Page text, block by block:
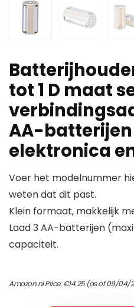
tot 1 D maat
AA-
elektronica
Voer het modelnummer
weten dat dit past.
Klein formaat, makkelijk
Laad 3 AA-batterijen
capaciteit.
Amazon.nl Price:€14.25(as of 09/04/